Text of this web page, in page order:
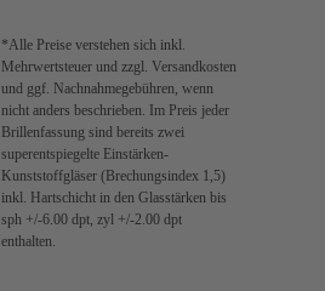
*Alle Preise verstehen sich inkl.
Mehrwertsteuer und zzgl. Versandkosten
und ggf. Nachnahmegebühren, wenn
nicht anders beschrieben. Im Preis jeder
Brillenfassung sind bereits zwei
superentspiegelte Einstärken-
Kunststoffgläser (Brechungsindex 1,5)
inkl. Hartschicht in den Glasstärken bis
sph +/-6.00 dpt, zyl +/-2.00 dpt
enthalten.